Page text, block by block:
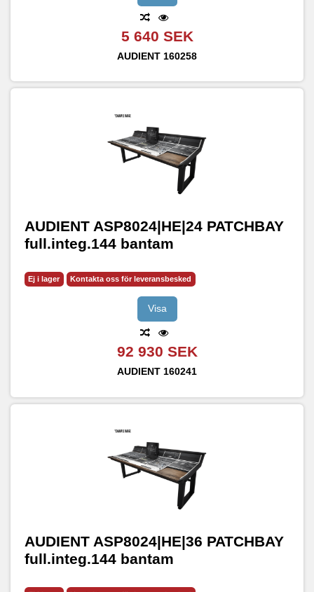
5 640 SEK
AUDIENT 160258
AUDIENT ASP8024|HE|24 PATCHBAY
full.integ.144 bantam
Ej i lager Kontakta oss för leveransbesked
Visa
92 930 SEK
AUDIENT 160241
AUDIENT ASP8024|HE|36 PATCHBAY
full.integ.144 bantam